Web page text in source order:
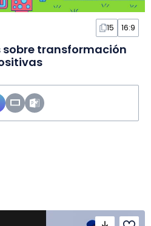
15 16:9
sobre transformación